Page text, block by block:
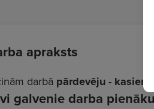
apraksts
darbā pārdevēju - kasieri
galvenie darba